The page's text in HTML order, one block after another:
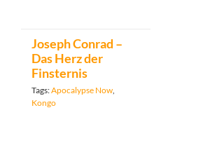
Joseph Conrad –
Das Herz der
Finsternis
Tags:Apocalypse Now
Kongo